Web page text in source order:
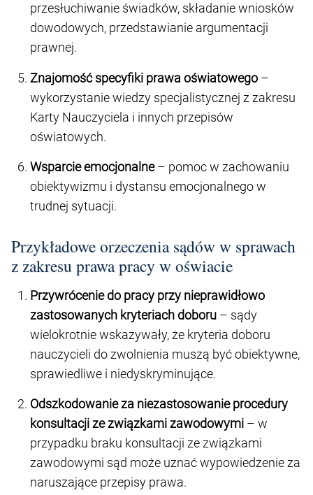
przesłuchiwanie świadków, składanie wniosków
dowodowych, przedstawianie argumentacji
prawnej.
Znajomość specyfiki prawa oświatowego –
wykorzystanie wiedzy specjalistycznej z zakresu
Karty Nauczyciela i innych przepisów
oświatowych.
Wsparcie emocjonalne– pomoc w zachowaniu
obiektywizmu i dystansu emocjonalnego w
trudnej sytuacji.
Przykładowe orzeczenia sądów w sprawach
z zakresu prawa pracy w oświacie
Przywrócenie do pracy przy nieprawidłowo
zastosowanych kryteriach doboru – sądy
wielokrotnie wskazywały, że kryteria doboru
nauczycieli do zwolnienia muszą być obiektywne,
sprawiedliwe i niedyskryminujące.
Odszkodowanie za niezastosowanie procedury
konsultacji ze związkami zawodowymi – w
przypadku braku konsultacji ze związkami
zawodowymi sąd może uznać wypowiedzenie za
naruszające przepisy prawa.